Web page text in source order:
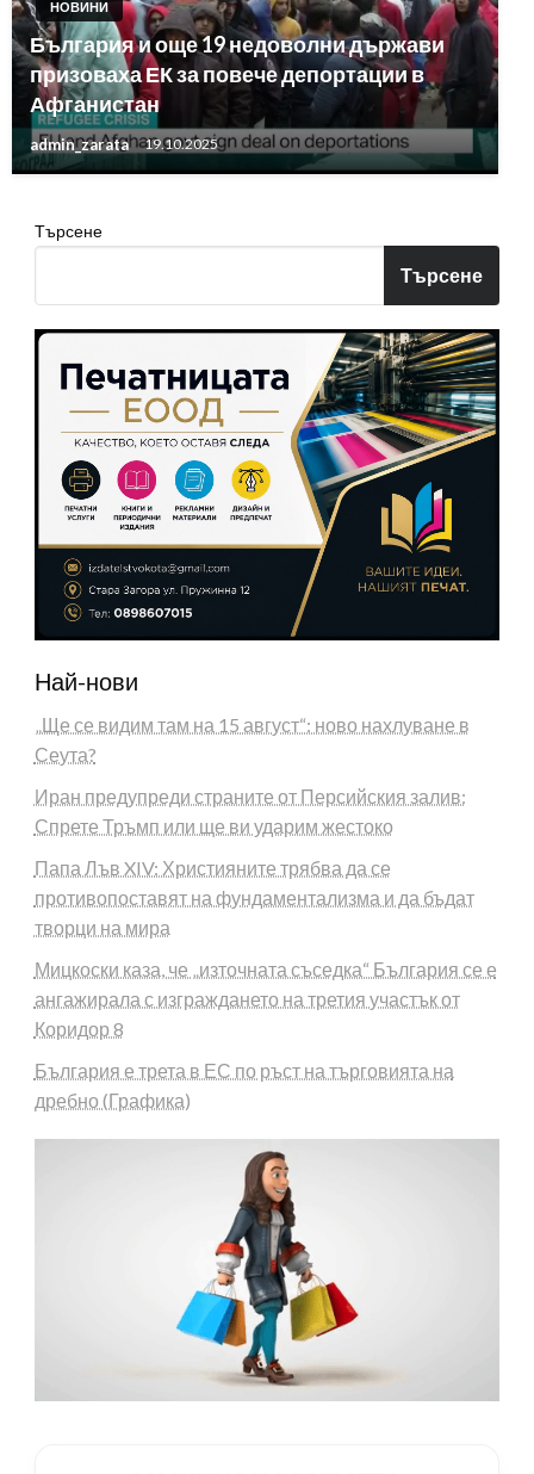
НОВИНИ
България и още 19 недоволни държави
призоваха ЕК за повече депортации в
Афганистан
admin_zarata 19.10.2025
Търсене
Търсене
Най-нови
„Ще се видим там на 15 август“: ново нахлуване в
Сеута?
Иран предупреди страните от Персийския залив:
Спрете Тръмп или ще ви ударим жестоко
Папа Лъв XIV: Християните трябва да се
противопоставят на фундаментализма и да бъдат
творци на мира
Мицкоски каза, че „източната съседка“ България се е
ангажирала с изграждането на третия участък от
Коридор 8
България е трета в ЕС по ръст на търговията на
дребно (Графика)